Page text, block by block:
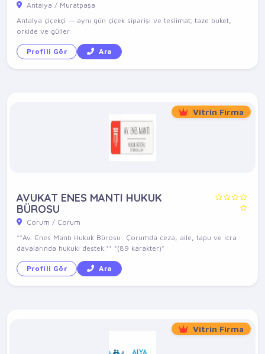
Antalya / Muratpaşa
Antalya çiçekçi — aynı gün çiçek siparişi ve teslimat; taze buket,
orkide ve güller.
Profili Gör Ara
Vitrin Firma
AVUKAT ENES MANTI HUKUK
BÜROSU
Çorum / Çorum
**Av. Enes Mantı Hukuk Bürosu: Çorumda ceza, aile, tapu ve icra
davalarında hukuki destek.** *(89 karakter)*
Profili Gör Ara
Vitrin Firma